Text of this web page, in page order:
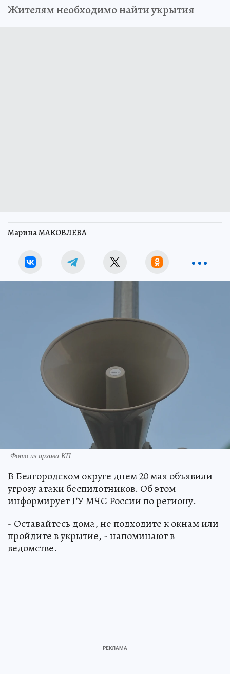
Жителям необходимо найти укрытия
Марина МАКОВЛЕВА
Фото из архива КП
В Белгородском округе днем 20 мая объявили
угрозу атаки беспилотников. Об этом
информирует ГУ МЧС России по региону.
- Оставайтесь дома, не подходите к окнам или
пройдите в укрытие, - напоминают в
ведомстве.